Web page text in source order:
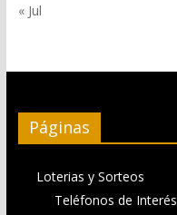
« Jul
Páginas
Loterias y Sorteos
Teléfonos de Interés